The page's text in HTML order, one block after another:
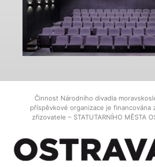
Činnost Národního divadla
příspěvkové organizace je financována
zřizovatele – STATUTARNÍHO MĚSTA